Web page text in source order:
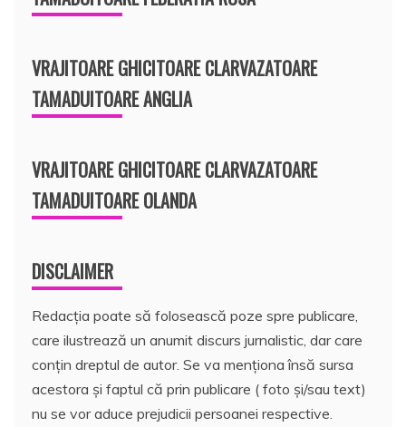
VRAJITOARE GHICITOARE CLARVAZATOARE
TAMADUITOARE ANGLIA
VRAJITOARE GHICITOARE CLARVAZATOARE
TAMADUITOARE OLANDA
DISCLAIMER
Redacția poate să folosească poze spre publicare,
care ilustrează un anumit discurs jurnalistic, dar care
conțin dreptul de autor. Se va menționa însă sursa
acestora și faptul că prin publicare ( foto și/sau text)
nu se vor aduce prejudicii persoanei respective.